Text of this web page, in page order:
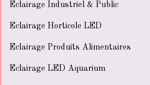
Eclairage Industriel & Public
Eclairage Horticole LED
Eclairage Produits Alimentaires
Eclairage LED Aquarium